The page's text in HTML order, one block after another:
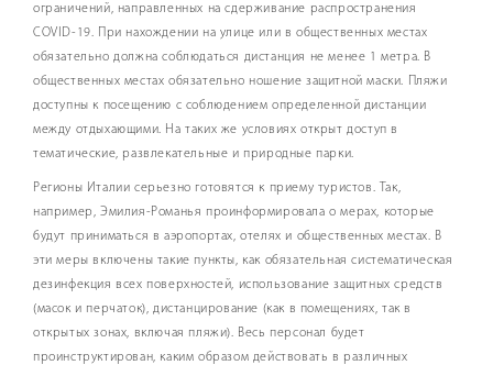
ограничений, направленных на сдерживание распространения
COVID-19. При нахождении на улице или в общественных местах
обязательно должна соблюдаться дистанция не менее 1 метра. В
общественных местах обязательно ношение защитной маски. Пляжи
доступны к посещению с соблюдением определенной дистанции
между отдыхающими. На таких же условиях открыт доступ в
тематические, развлекательные и природные парки.
Регионы Италии серьезно готовятся к приему туристов. Так,
например, Эмилия-Романья проинформировала о мерах, которые
будут приниматься в аэропортах, отелях и общественных местах. В
эти меры включены такие пункты, как обязательная систематическая
дезинфекция всех поверхностей, использование защитных средств
(масок и перчаток), дистанцирование (как в помещениях, так в
открытых зонах, включая пляжи). Весь персонал будет
проинструктирован, каким образом действовать в различных